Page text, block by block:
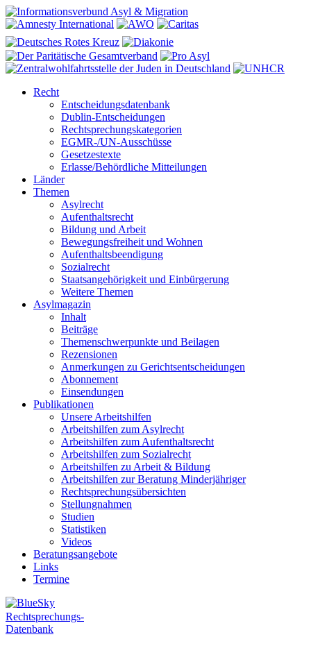
Recht
Entscheidungsdatenbank
Dublin-Entscheidungen
Rechtsprechungskategorien
EGMR-/UN-Ausschüsse
Gesetzestexte
Erlasse/Behördliche Mitteilungen
Länder
Themen
Asylrecht
Aufenthaltsrecht
Bildung und Arbeit
Bewegungsfreiheit und Wohnen
Aufenthaltsbeendigung
Sozialrecht
Staatsangehörigkeit und Einbürgerung
Weitere Themen
Asylmagazin
Inhalt
Beiträge
Themenschwerpunkte und Beilagen
Rezensionen
Anmerkungen zu Gerichtsentscheidungen
Abonnement
Einsendungen
Publikationen
Unsere Arbeitshilfen
Arbeitshilfen zum Asylrecht
Arbeitshilfen zum Aufenthaltsrecht
Arbeitshilfen zum Sozialrecht
Arbeitshilfen zu Arbeit & Bildung
Arbeitshilfen zur Beratung Minderjähriger
Rechtsprechungsübersichten
Stellungnahmen
Studien
Statistiken
Videos
Beratungsangebote
Links
Termine
Rechtsprechungs-
Datenbank